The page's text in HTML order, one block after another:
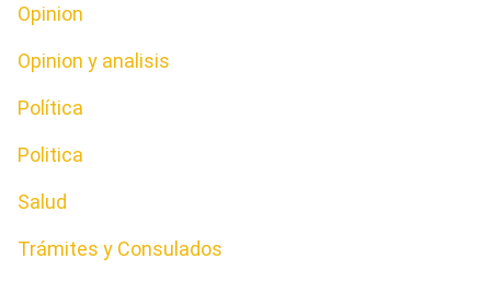
Opinion
Opinion y analisis
Política
Politica
Salud
Trámites y Consulados